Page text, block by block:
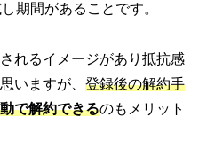
期間があることです。
れるイメージがあり抵抗感
いますが、 登録後の解約手
で解約できるのもメリット